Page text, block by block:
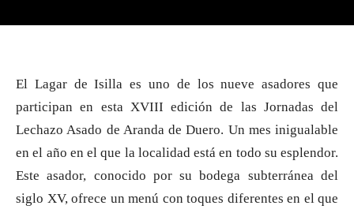
El Lagar de Isilla es uno de los nueve asadores que
participan en esta XVIII edición de las Jornadas del
Lechazo Asado de Aranda de Duero. Un mes inigualable
en el año en el que la localidad está en todo su esplendor.
Este asador, conocido por su bodega subterránea del
siglo XV, ofrece un menú con toques diferentes en el que